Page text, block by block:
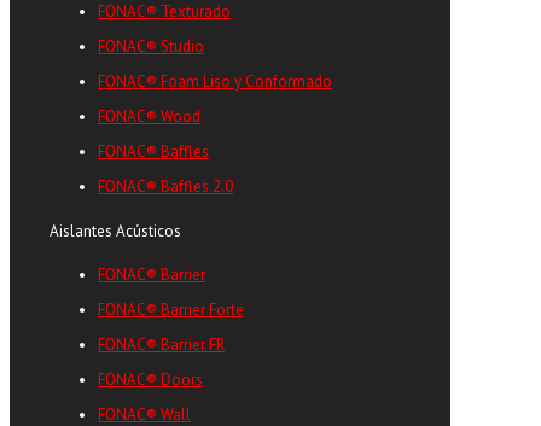
FONAC® Texturado
FONAC® Studio
FONAC® Foam Liso y Conformado
FONAC® Wood
FONAC® Baffles
FONAC® Baffles 2.0
Aislantes Acústicos
FONAC® Barrier
FONAC® Barrier Forte
FONAC® Barrier FR
FONAC® Doors
FONAC® Wall